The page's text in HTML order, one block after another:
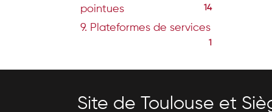
pointues
14
9. Plateformes de services
1
Site de Toulouse et